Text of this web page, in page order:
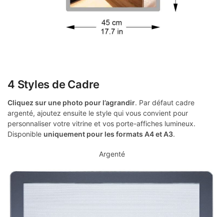
4 Styles de Cadre
Cliquez sur une photo pour l’agrandir. Par défaut cadre
argenté, ajoutez ensuite le style qui vous convient pour
personnaliser votre vitrine et vos porte-affiches lumineux.
Disponible uniquement pour les formats A4 et A3.
Argenté